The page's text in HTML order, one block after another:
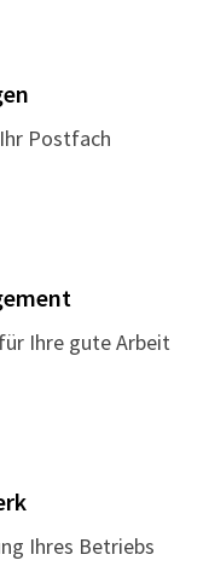
Postfach
Ihre gute Arbeit
Ihres Betriebs